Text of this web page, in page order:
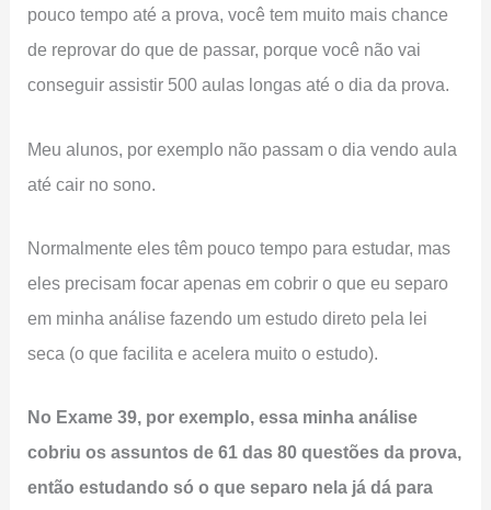
pouco tempo até a prova, você tem muito mais chance
de reprovar do que de passar, porque você não vai
conseguir assistir 500 aulas longas até o dia da prova.
Meu alunos, por exemplo não passam o dia vendo aula
até cair no sono.
Normalmente eles têm pouco tempo para estudar, mas
eles precisam focar apenas em cobrir o que eu separo
em minha análise fazendo um estudo direto pela lei
seca (o que facilita e acelera muito o estudo).
No Exame 39, por exemplo, essa minha análise
cobriu os assuntos de 61 das 80 questões da prova,
então estudando só o que separo nela já dá para